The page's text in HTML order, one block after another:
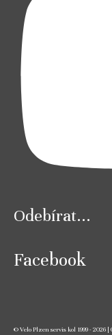
Odebírat...
Facebook
© Velo Plzen servis kol 1999 - 2026